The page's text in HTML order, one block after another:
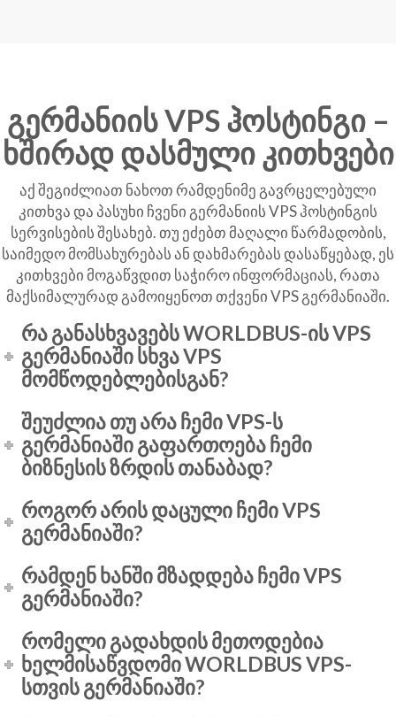
გერმანიის VPS ჰოსტინგი –
ხშირად დასმული კითხვები
აქ შეგიძლიათ ნახოთ რამდენიმე გავრცელებული
კითხვა და პასუხი ჩვენი გერმანიის VPS ჰოსტინგის
სერვისების შესახებ. თუ ეძებთ მაღალი წარმადობის,
საიმედო მომსახურებას ან დახმარებას დასაწყებად, ეს
კითხვები მოგაწვდით საჭირო ინფორმაციას, რათა
მაქსიმალურად გამოიყენოთ თქვენი VPS გერმანიაში.
რა განასხვავებს WORLDBUS-ის VPS
გერმანიაში სხვა VPS
მომწოდებლებისგან?
შეუძლია თუ არა ჩემი VPS-ს
გერმანიაში გაფართოება ჩემი
ბიზნესის ზრდის თანაბად?
როგორ არის დაცული ჩემი VPS
გერმანიაში?
რამდენ ხანში მზადდება ჩემი VPS
გერმანიაში?
რომელი გადახდის მეთოდებია
ხელმისაწვდომი WORLDBUS VPS-
სთვის გერმანიაში?